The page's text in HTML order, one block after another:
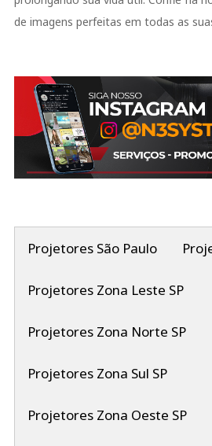
de imagens perfeitas em todas as
Projetores São Paulo
Projetores Zona Leste SP
Projetores Zona Norte SP
Projetores Zona Sul SP
Projetores Zona Oeste SP